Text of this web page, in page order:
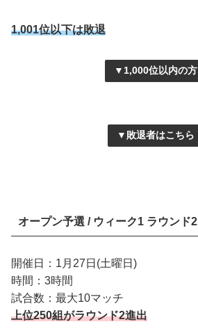
1,001位以下は敗退
▼1,000位以内の方
▼敗退者はこちら
オープン予選 / ウィーク1 ラウンド2
開催日：1月27日(土曜日)
時間：3時間
試合数：最大10マッチ
上位250組がラウンド2進出